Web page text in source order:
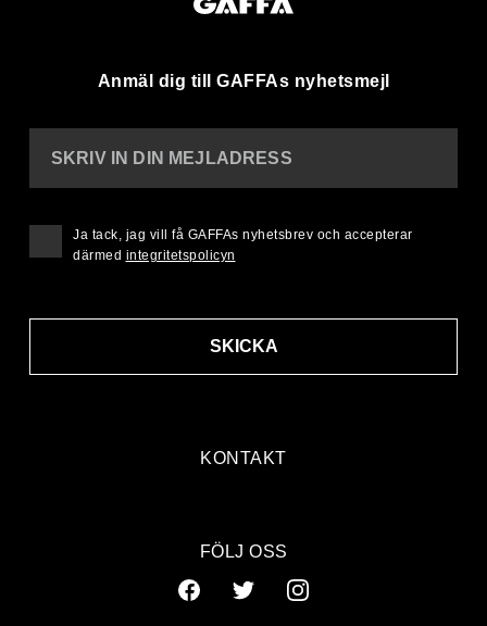
Anmäl dig till GAFFAs nyhetsmejl
KONTAKT
SKRIV IN DIN MEJLADRESS
SKICKA
Ja tack, jag vill få GAFFAs nyhetsbrev och accepterar
därmed integritetspolicyn
FÖLJ OSS